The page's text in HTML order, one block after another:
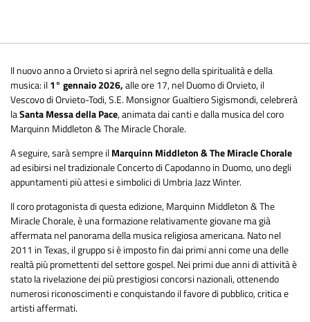
Il nuovo anno a Orvieto si aprirà nel segno della spiritualità e della
musica: il1° gennaio 2026,alle ore 17, nel Duomo di Orvieto, il
Vescovo di Orvieto-Todi, S.E. Monsignor Gualtiero Sigismondi, celebrerà
laSanta Messa della Pace, animata dai canti e dalla musica del coro
Marquinn Middleton & The Miracle Chorale.
A seguire, sarà sempre ilMarquinn Middleton & The Miracle Chorale
ad esibirsi nel tradizionale Concerto di Capodanno in Duomo, uno degli
appuntamenti più attesi e simbolici di Umbria Jazz Winter.
Il coro protagonista di questa edizione, Marquinn Middleton & The
Miracle Chorale, è una formazione relativamente giovane ma già
affermata nel panorama della musica religiosa americana. Nato nel
2011 in Texas, il gruppo si è imposto fin dai primi anni come una delle
realtà più promettenti del settore gospel. Nei primi due anni di attività è
stato la rivelazione dei più prestigiosi concorsi nazionali, ottenendo
numerosi riconoscimenti e conquistando il favore di pubblico, critica e
artisti affermati.